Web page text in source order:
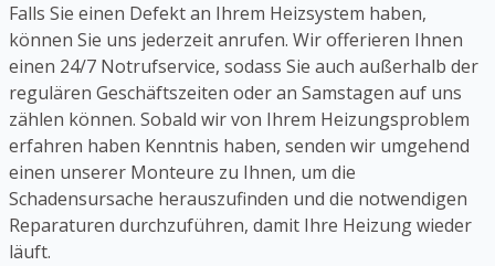
Falls Sie einen Defekt an Ihrem Heizsystem haben,
können Sie uns jederzeit anrufen. Wir offerieren Ihnen
einen 24/7 Notrufservice, sodass Sie auch außerhalb der
regulären Geschäftszeiten oder an Samstagen auf uns
zählen können. Sobald wir von Ihrem Heizungsproblem
erfahren haben Kenntnis haben, senden wir umgehend
einen unserer Monteure zu Ihnen, um die
Schadensursache herauszufinden und die notwendigen
Reparaturen durchzuführen, damit Ihre Heizung wieder
läuft.